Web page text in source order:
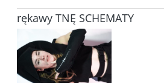
rękawy TNĘ SCHEMATY